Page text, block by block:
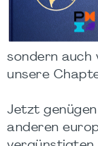
sondern auch
unsere
Jetzt
anderen